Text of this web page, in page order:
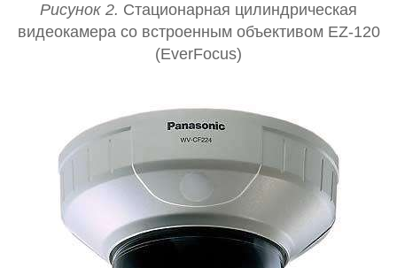
Рисунок 2. Стационарная цилиндрическая
видеокамера со встроенным объективом EZ-120
(EverFocus)